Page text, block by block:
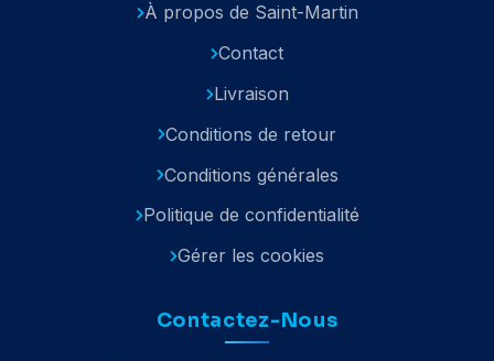
À propos de Saint-Martin
Contact
Livraison
Conditions de retour
Conditions générales
Politique de confidentialité
Gérer les cookies
Contactez-Nous